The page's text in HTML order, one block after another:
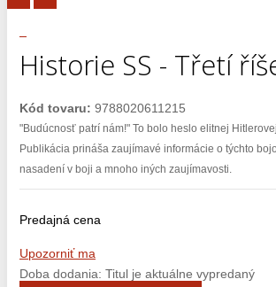
Historie SS - Třetí
Kód tovaru: 9788020611215
"Budúcnosť patrí nám!" To bolo heslo elitnej
Publikácia prináša zaujímavé informácie o týchto
nasadení v boji a mnoho iných zaujímavosti.
Predajná cena
Upozorniť ma
Doba dodania: Titul je aktuálne vypredaný